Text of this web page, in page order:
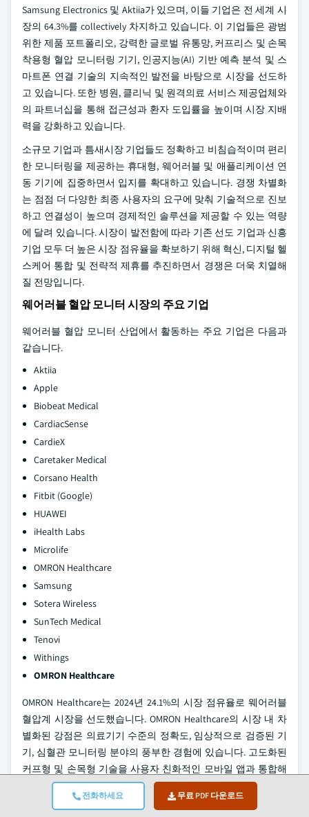
전화하세요 무료 PDF 다운로드
Samsung Electronics 및 Aktiia가 있으며, 이들 기업은 전 세계 시
장의 64.3%를 collectively 차지하고 있습니다. 이 기업들은 광범
위한 제품 포트폴리오, 강력한 글로벌 유통망, 커프리스 및 손목
착용형 혈압 모니터링 기기, 인공지능(AI) 기반 예측 분석 및 스
마트폰 연결 기술의 지속적인 발전을 바탕으로 시장을 선도하
고 있습니다. 또한 병원, 클리닉 및 원격의료 서비스 제공업체와
의 파트너십을 통해 접근성과 환자 도입률을 높이며 시장 지배
력을 강화하고 있습니다.
소규모 기업과 틈새시장 기업들도 정확하고 비침습적이며 편리
한 모니터링을 제공하는 휴대형, 웨어러블 및 애플리케이션 연
동 기기에 집중하면서 입지를 확대하고 있습니다. 경쟁 차별화
는 점점 더 다양한 최종 사용자의 요구에 맞춰 기술적으로 진보
하고 연결성이 높으며 경제적인 솔루션을 제공할 수 있는 역량
에 달려 있습니다. 시장이 발전함에 따라 기존 선도 기업과 신흥
기업 모두 더 높은 시장 점유율을 확보하기 위해 혁신, 디지털 헬
스케어 통합 및 전략적 제휴를 추진하면서 경쟁은 더욱 치열해
질 전망입니다.
웨어러블 혈압 모니터 시장의 주요 기업
웨어러블 혈압 모니터 산업에서 활동하는 주요 기업은 다음과
같습니다.
Aktiia
Apple
Biobeat Medical
CardiacSense
CardieX
Caretaker Medical
Corsano Health
Fitbit (Google)
HUAWEI
iHealth Labs
Microlife
OMRON Healthcare
Samsung
Sotera Wireless
SunTech Medical
Tenovi
Withings
OMRON Healthcare
OMRON Healthcare는 2024년 24.1%의 시장 점유율로 웨어러블
혈압계 시장을 선도했습니다. OMRON Healthcare의 시장 내 차
별화된 강점은 의료기기 수준의 정확도, 임상적으로 검증된 기
기, 심혈관 모니터링 분야의 풍부한 경험에 있습니다. 고도화된
커프형 및 손목형 기술을 사용자 친화적인 모바일 앱과 통합해
신뢰성 높은 가정 및 원격 모니터링을 지원하며, 환자와 의료 서
비스 제공자에게 신뢰받는 선택지로 자리 잡고 있습니다.